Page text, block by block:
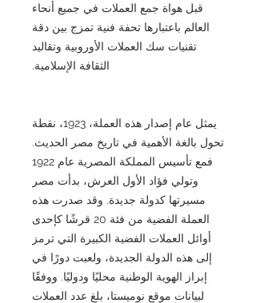
قبل هواة جمع العملات في جميع أنحاء
العالم باعتبارها تحفة فنية تمزج بين دقة
تقنيات سك العملات الأوروبية وتقاليد
الثقافة الإسلامية.
يمثل عام إصدار هذه العملة، 1923، نقطة
تحول بالغة الأهمية في تاريخ مصر الحديث.
فمع تأسيس المملكة المصرية عام 1922
وتولي فؤاد الأول العرش، بدأت مصر
مسيرتها كدولة جديدة. وقد صدرت هذه
العملة الفضية من فئة 20 قرشًا كإحدى
أوائل العملات الفضية الكبيرة التي ترمز
إلى هذه الدولة الجديدة، ولعبت دورًا في
إبراز الهوية الوطنية محليًا ودوليًا. ووفقًا
لبيانات موقع نوميستا، بلغ عدد العملات